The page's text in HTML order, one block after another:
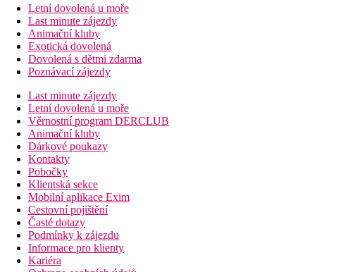
Letní dovolená u moře
Last minute zájezdy
Animační kluby
Exotická dovolená
Dovolená s dětmi zdarma
Poznávací zájezdy
Last minute zájezdy
Letní dovolená u moře
Věrnostní program DERCLUB
Animační kluby
Dárkové poukazy
Kontakty
Pobočky
Klientská sekce
Mobilní aplikace Exim
Cestovní pojištění
Časté dotazy
Podmínky k zájezdu
Informace pro klienty
Kariéra